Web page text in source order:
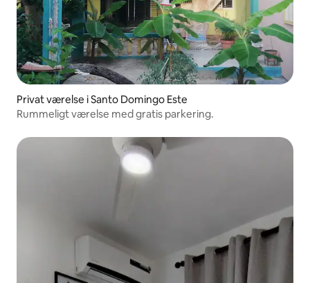
Privat værelse i Santo Domingo Este
Rummeligt værelse med gratis parkering.